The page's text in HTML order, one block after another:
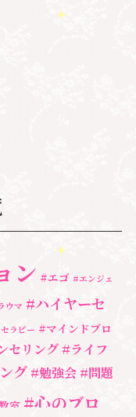
ミディアムシッ
ン #エゴ #エンジェ
ウマ #ハイヤーセ
ラピー #マインドブロ
セリング #ライフ
グ #勉強会 #問題
室 #心のブロ